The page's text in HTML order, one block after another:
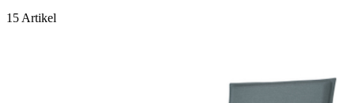
15 Artikel